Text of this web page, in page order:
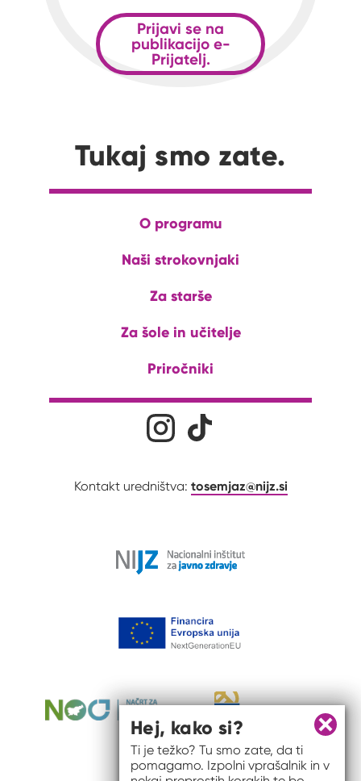
Prijavi se na
publikacijo e-
Prijatelj.
Tukaj smo zate.
O programu
Naši strokovnjaki
Za starše
Za šole in učitelje
Priročniki
Družabna omrežja
Kontakt uredništva: tosemjaz@nijz.si
Zapri
Hej, kako si?
Ti je težko? Tu smo zate, da ti
pomagamo. Izpolni vprašalnik in v